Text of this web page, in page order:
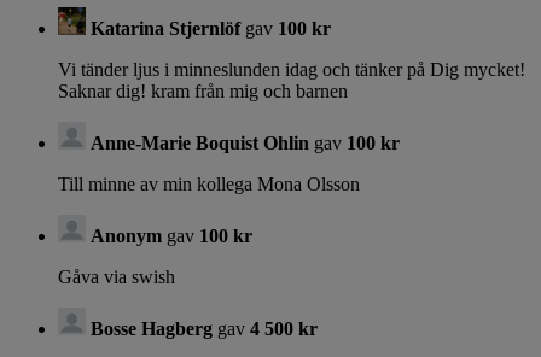
Katarina Stjernlöfgav 100 kr
Vi tänder ljus i minneslunden idag och tänker på Dig mycket!
Saknar dig! kram från mig och barnen
Anne-Marie Boquist Ohlin gav 100 kr
Till minne av min kollega Mona Olsson
Anonym gav 100 kr
Gåva via swish
Bosse Hagberg gav 4 500 kr